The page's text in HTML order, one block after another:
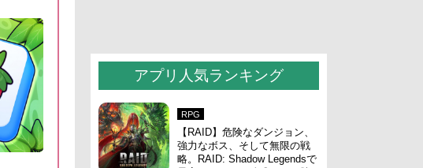
アプリ人気ランキング
RPG
【RAID】危険なダンジョン、
強力なボス、そして無限の戦
略。RAID: Shadow Legendsで